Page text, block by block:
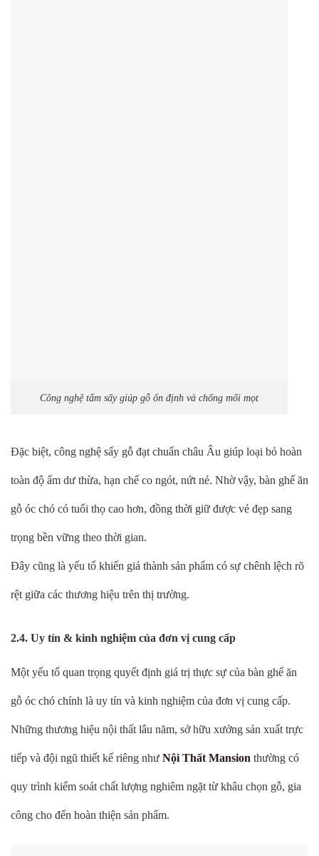
Công nghệ tẩm sấy giúp gỗ ổn định và chống mối mọt
Đặc biệt, công nghệ sấy gỗ đạt chuẩn châu Âu giúp loại bỏ hoàn
toàn độ ẩm dư thừa, hạn chế co ngót, nứt nẻ. Nhờ vậy, bàn ghế ăn
gỗ óc chó có tuổi thọ cao hơn, đồng thời giữ được vẻ đẹp sang
trọng bền vững theo thời gian.
Đây cũng là yếu tố khiến giá thành sản phẩm có sự chênh lệch rõ
rệt giữa các thương hiệu trên thị trường.
2.4. Uy tín & kinh nghiệm của đơn vị cung cấp
Một yếu tố quan trọng quyết định giá trị thực sự của bàn ghế ăn
gỗ óc chó chính là uy tín và kinh nghiệm của đơn vị cung cấp.
Những thương hiệu nội thất lâu năm, sở hữu xưởng sản xuất trực
tiếp và đội ngũ thiết kế riêng như Nội Thất Mansion thường có
quy trình kiểm soát chất lượng nghiêm ngặt từ khâu chọn gỗ, gia
công cho đến hoàn thiện sản phẩm.